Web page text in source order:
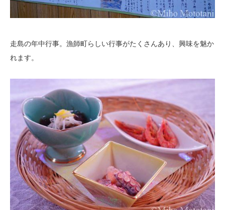
走島の年中行事。漁師町らしい行事がたくさんあり、興味を魅か
れます。